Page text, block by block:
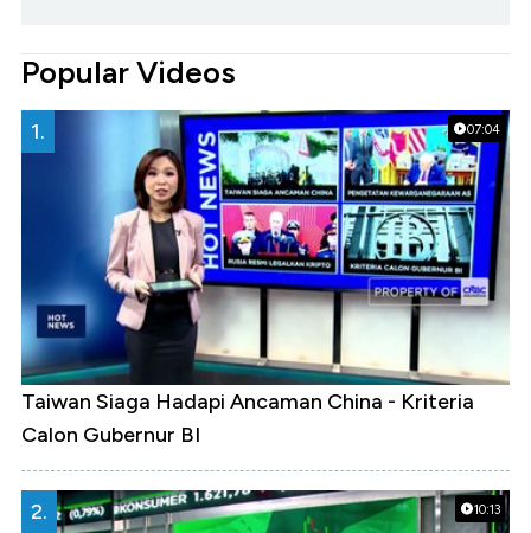
Popular Videos
07:04
1.
Taiwan Siaga Hadapi Ancaman China - Kriteria
Calon Gubernur BI
10:13
2.